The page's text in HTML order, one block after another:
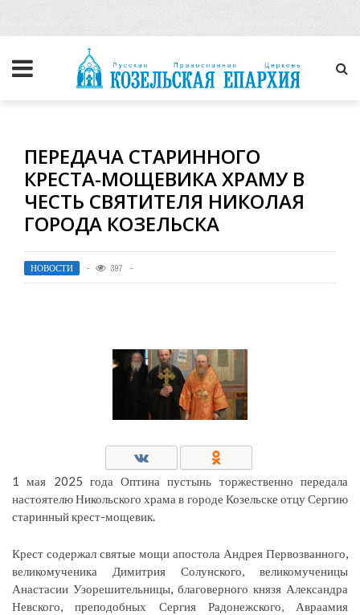
ПЕРЕДАЧА СТАРИННОГО
КРЕСТА-МОЩЕВИКА ХРАМУ В
ЧЕСТЬ СВЯТИТЕЛЯ НИКОЛАЯ
ГОРОДА КОЗЕЛЬСКА
НОВОСТИ 397
1 мая 2025 года Оптина пустынь торжественно передала
настоятелю Никольского храма в городе Козельске отцу Сергию
старинный крест-мощевик.
Крест содержал святые мощи апостола Андрея Первозванного,
великомученика Димитрия Солунского, великомученицы
Анастасии Узорешительницы, благоверного князя Александра
Невского, преподобных Сергия Радонежского, Авраамия